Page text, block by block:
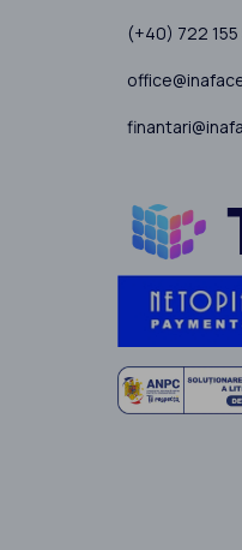
(+40) 722 155